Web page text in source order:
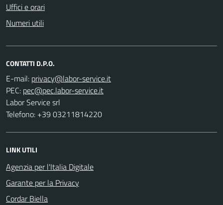
Uffici e orari
Numeri utili
CONTATTI D.P.O.
E-mail:
PEC:
Labor Service srl
Telefono: +39 03211814220
LINK UTILI
Agenzia per l'Italia Digitale
Garante per la Privacy
Cordar Biella